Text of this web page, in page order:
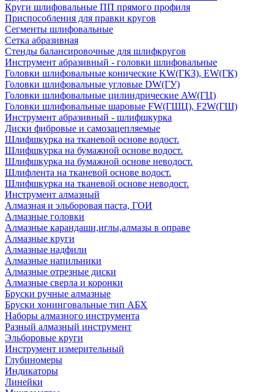
Круги шлифовальные ПП прямого профиля
Приспособления для правки кругов
Сегменты шлифовальные
Сетка абразивная
Стенды балансировочные для шлифкругов
Инструмент абразивный - головки шлифовальные
Головки шлифовальные конические KW(ГКЗ), EW(ГК)
Головки шлифовальные угловые DW(ГУ)
Головки шлифовальные цилиндрические AW(ГЦ)
Головки шлифовальные шаровые FW(ГШЦ), F2W(ГШ)
Инструмент абразивный - шлифшкурка
Диски фибровые и самозацепляемые
Шлифшкурка на тканевой основе водост.
Шлифшкурка на бумажной основе водост.
Шлифшкурка на бумажной основе неводост.
Шлифлента на тканевой основе водост.
Шлифшкурка на тканевой основе неводост.
Инструмент алмазный
Алмазная и эльборовая паста, ГОИ
Алмазные головки
Алмазные карандаши,иглы,алмазы в оправе
Алмазные круги
Алмазные надфили
Алмазные напильники
Алмазные отрезные диски
Алмазные сверла и коронки
Бруски ручные алмазные
Бруски хонинговальные тип АБХ
Наборы алмазного инструмента
Разный алмазный инструмент
Эльборовые круги
Инструмент измерительный
Глубиномеры
Индикаторы
Линейки